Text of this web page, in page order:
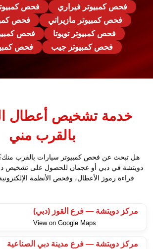
فحص كمبيوتر فيراري
فحص
فحص كمبيوتر مازيراتي
فحص
فحص كمبيوتر تويوتا
فحص
فحص كمبيوتر جيب
فحص
خدمة تشخيص أعطال
بالقرب مني
هل تبحث عن فحص كمبيوتر سيارات بالقرب منك؟
دويتشة في دبي أو عجمان للحصول على تشخيص
قراءة رموز الأعطال، وفحص الأنظمة
مركز دويتشة — فرع القوز (دبي)
View on Google Maps
مركز دويتشة — فرع مدينة دبي الصناعية